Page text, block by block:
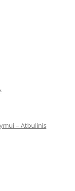
– Atbulinis